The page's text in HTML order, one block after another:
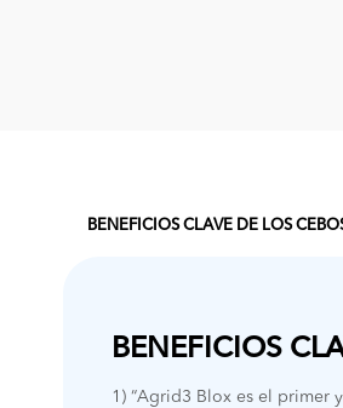
BENEFICIOS CLAVE DE LOS
BENEFICIOS
1) “Agrid3 Blox es el primer